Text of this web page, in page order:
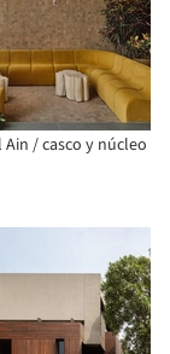
Ain / casco y núcleo